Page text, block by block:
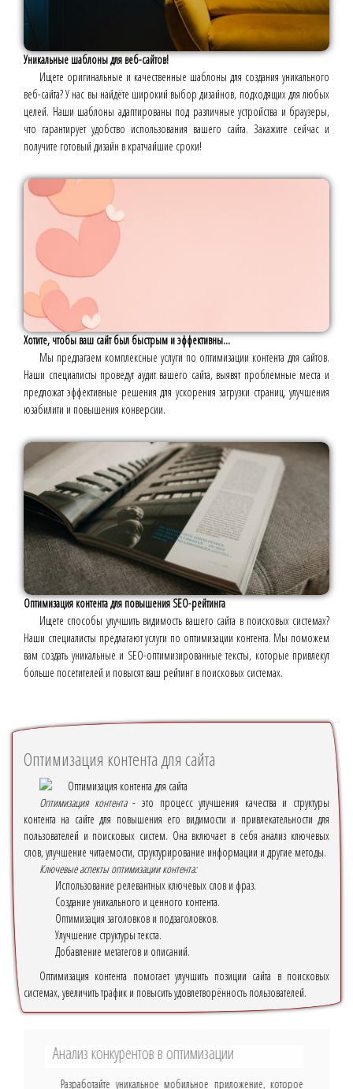
Уникальные шаблоны для веб-сайтов!
Ищете оригинальные и качественные шаблоны для создания уникального
веб-сайта? У нас вы найдёте широкий выбор дизайнов, подходящих для любых
целей. Наши шаблоны адаптированы под различные устройства и браузеры,
что гарантирует удобство использования вашего сайта. Закажите сейчас и
получите готовый дизайн в кратчайшие сроки!
Хотите, чтобы ваш сайт был быстрым и эффективны...
Мы предлагаем комплексные услуги по оптимизации контента для сайтов.
Наши специалисты проведут аудит вашего сайта, выявят проблемные места и
предложат эффективные решения для ускорения загрузки страниц, улучшения
юзабилити и повышения конверсии.
Оптимизация контента для повышения SEO-рейтинга
Ищете способы улучшить видимость вашего сайта в поисковых системах?
Наши специалисты предлагают услуги по оптимизации контента. Мы поможем
вам создать уникальные и SEO-оптимизированные тексты, которые привлекут
больше посетителей и повысят ваш рейтинг в поисковых системах.
Оптимизация контента для сайта
Оптимизация контента- это процесс улучшения качества и структуры
контента на сайте для повышения его видимости и привлекательности для
пользователей и поисковых систем. Она включает в себя анализ ключевых
слов, улучшение читаемости, структурирование информации и другие методы.
Ключевые аспекты оптимизации контента:
Использование релевантных ключевых слов и фраз.
Создание уникального и ценного контента.
Оптимизация заголовков и подзаголовков.
Улучшение структуры текста.
Добавление метатегов и описаний.
Оптимизация контента помогает улучшить позиции сайта в поисковых
системах, увеличить трафик и повысить удовлетворённость пользователей.
Анализ конкурентов в оптимизации
Разработайте уникальное мобильное приложение, которое